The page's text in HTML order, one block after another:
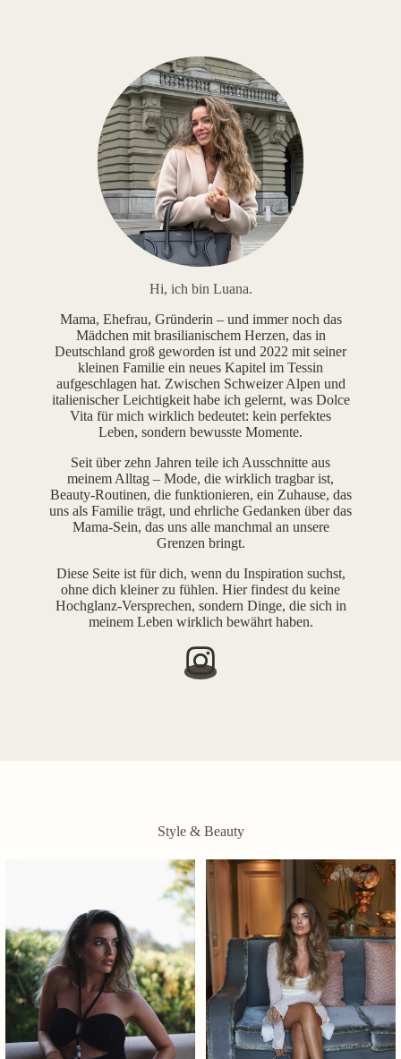
Hi, ich bin Luana.
Mama, Ehefrau, Gründerin – und immer noch das
Mädchen mit brasilianischem Herzen, das in
Deutschland groß geworden ist und 2022 mit seiner
kleinen Familie ein neues Kapitel im Tessin
aufgeschlagen hat. Zwischen Schweizer Alpen und
italienischer Leichtigkeit habe ich gelernt, was Dolce
Vita für mich wirklich bedeutet: kein perfektes
Leben, sondern bewusste Momente.
Seit über zehn Jahren teile ich Ausschnitte aus
meinem Alltag – Mode, die wirklich tragbar ist,
Beauty-Routinen, die funktionieren, ein Zuhause, das
uns als Familie trägt, und ehrliche Gedanken über das
Mama-Sein, das uns alle manchmal an unsere
Grenzen bringt.
Diese Seite ist für dich, wenn du Inspiration suchst,
ohne dich kleiner zu fühlen. Hier findest du keine
Hochglanz-Versprechen, sondern Dinge, die sich in
meinem Leben wirklich bewährt haben.
Style & Beauty